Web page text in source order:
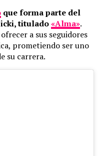
que forma parte del
titulado«Alma».
a sus seguidores
prometiendo ser uno
su carrera.